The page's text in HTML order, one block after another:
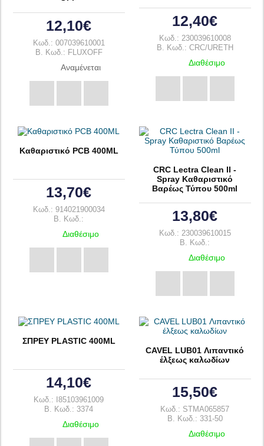
12,10€
Κωδ.: 007039610001
B. Κωδ.: FLUXOFF
Αναμένεται
12,40€
Κωδ.: 230039610008
B. Κωδ.: CRC/URETH
Διαθέσιμο
Καθαριστικό PCB 400ML
13,70€
Κωδ.: 914021900034
B. Κωδ.:
Διαθέσιμο
CRC Lectra Clean II -
Spray Καθαριστικό
Βαρέως Τύπου 500ml
13,80€
Κωδ.: 230039610015
B. Κωδ.:
Διαθέσιμο
ΣΠΡΕΥ PLASTIC 400ML
14,10€
Κωδ.: I85103961009
B. Κωδ.: 3374
Διαθέσιμο
CAVEL LUB01 Λιπαντικό
έλξεως καλωδίων
15,50€
Κωδ.: STMA065857
B. Κωδ.: 331-50
Διαθέσιμο